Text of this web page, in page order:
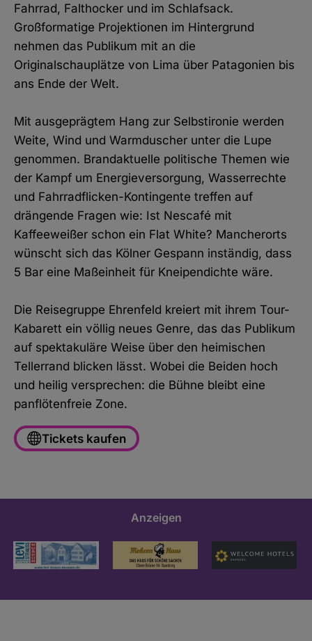
Fahrrad, Falthocker und im Schlafsack.
Großformatige Projektionen im Hintergrund
nehmen das Publikum mit an die
Originalschauplätze von Lima über Patagonien bis
ans Ende der Welt.
Mit ausgeprägtem Hang zur Selbstironie werden
Weite, Wind und Warmduscher unter die Lupe
genommen. Brandaktuelle politische Themen wie
der Kampf um Energieversorgung, Wasserrechte
und Fahrradflicken-Kontingente treffen auf
drängende Fragen wie: Ist Nescafé mit
Kaffeeweißer schon ein Flat White? Mancherorts
wünscht sich das Kölner Gespann inständig, dass
5 Bar eine Maßeinheit für Kneipendichte wäre.
Die Reisegruppe Ehrenfeld kreiert mit ihrem Tour-
Kabarett ein völlig neues Genre, das das Publikum
auf spektakuläre Weise über den heimischen
Tellerrand blicken lässt. Wobei die Beiden hoch
und heilig versprechen: die Bühne bleibt eine
panflötenfreie Zone.
Tickets kaufen
Anzeigen